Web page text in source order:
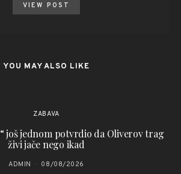
VIEW POST
YOU MAY ALSO LIKE
ZABAVA
još jednom potvrdio da Oliverov trag
živi jače nego ikad
ADMIN 08/08/2026